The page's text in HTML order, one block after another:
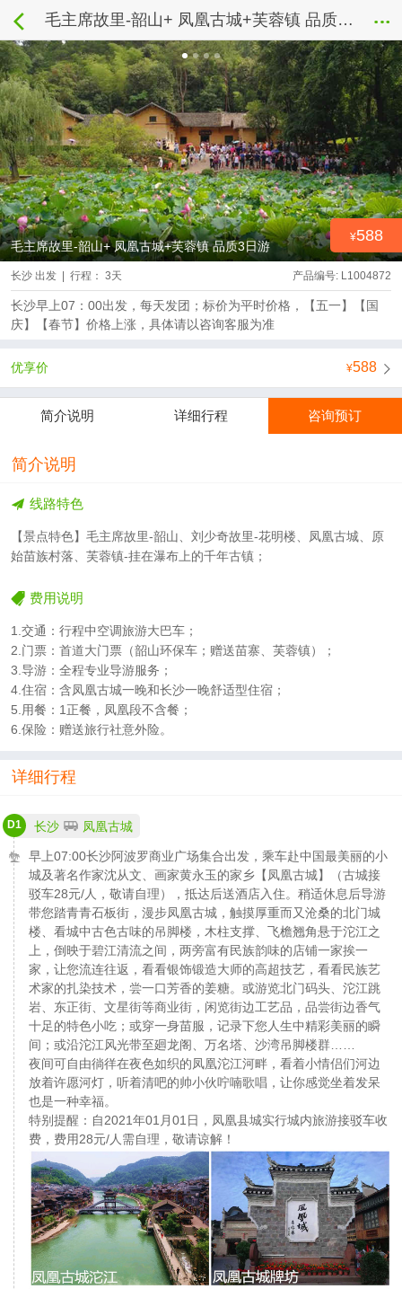
毛主席故里-韶山+ 凤凰古城+芙蓉镇 品质3日游
毛主席故里-韶山+ 凤凰古城+芙蓉镇 品质3日游
588
产品编号: L1004872
长沙 出发 | 行程： 3天
长沙早上07：00出发，每天发团；标价为平时价格，【五一】【国
庆】【春节】价格上涨，具体请以咨询客服为准
588
优享价
简介说明 详细行程 咨询预订
简介说明
线路特色
【景点特色】毛主席故里-韶山、刘少奇故里-花明楼、凤凰古城、原
始苗族村落、芙蓉镇-挂在瀑布上的千年古镇；
费用说明
1.交通：行程中空调旅游大巴车；
2.门票：首道大门票（韶山环保车；赠送苗寨、芙蓉镇）；
3.导游：全程专业导游服务；
4.住宿：含凤凰古城一晚和长沙一晚舒适型住宿；
5.用餐：1正餐，凤凰段不含餐；
6.保险：赠送旅行社意外险。
详细行程
D1 长沙 凤凰古城
早上07:00长沙阿波罗商业广场集合出发，乘车赴中国最美丽的小
城及著名作家沈从文、画家黄永玉的家乡【凤凰古城】（古城接
驳车28元/人，敬请自理），抵达后送酒店入住。稍适休息后导游
带您踏青青石板街，漫步凤凰古城，触摸厚重而又沧桑的北门城
楼、看城中古色古味的吊脚楼，木柱支撑、飞檐翘角悬于沱江之
上，倒映于碧江清流之间，两旁富有民族韵味的店铺一家挨一
家，让您流连往返，看看银饰锻造大师的高超技艺，看看民族艺
术家的扎染技术，尝一口芳香的姜糖。或游览北门码头、沱江跳
岩、东正街、文星街等商业街，闲览街边工艺品，品尝街边香气
十足的特色小吃；或穿一身苗服，记录下您人生中精彩美丽的瞬
间；或沿沱江风光带至廻龙阁、万名塔、沙湾吊脚楼群……
夜间可自由徜徉在夜色如织的凤凰沱江河畔，看着小情侣们河边
放着许愿河灯，听着清吧的帅小伙咛喃歌唱，让你感觉坐着发呆
也是一种幸福。
特别提醒：自2021年01月01日，凤凰县城实行城内旅游接驳车收
费，费用28元/人需自理，敬请谅解！